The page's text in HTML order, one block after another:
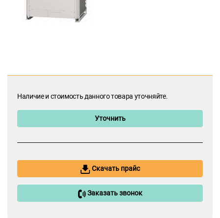
Наличие и стоимость данного товара уточняйте.
Уточнить
Скачать прайс
Заказать звонок